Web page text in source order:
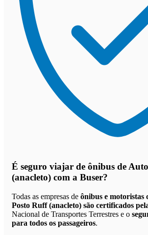
É seguro viajar de ônibus de
(anacleto) com a Buser?
Todas as empresas de ônibus e motoristas
Posto Ruff (anacleto) são certificados
Nacional de Transportes Terrestres e o
para todos os passageiros.